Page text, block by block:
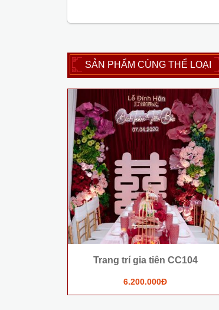
SẢN PHẨM CÙNG THỂ LOẠI
Trang trí gia tiên CC104
6.200.000Đ